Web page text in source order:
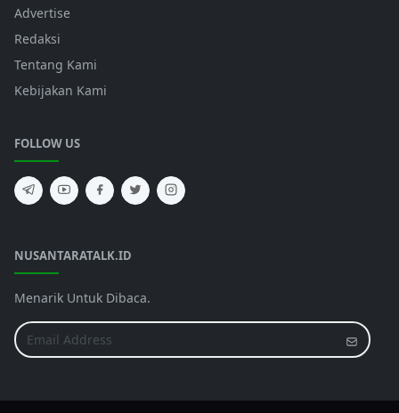
Advertise
Redaksi
Tentang Kami
Kebijakan Kami
FOLLOW US
NUSANTARATALK.ID
Menarik Untuk Dibaca.